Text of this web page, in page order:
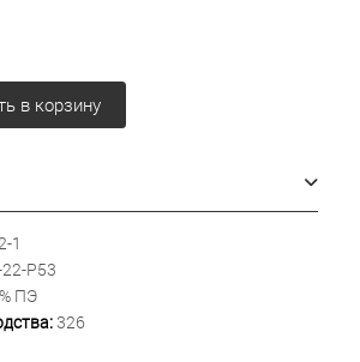
в корзину
1
Р53
ПЭ
326